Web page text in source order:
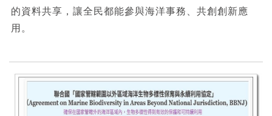
的資料共享，讓全民都能參與海洋事務、共創創新應
用。